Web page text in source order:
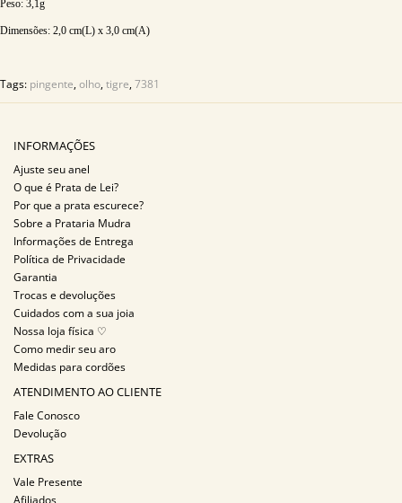
Peso: 3,1g
Dimensões: 2,0 cm(L) x 3,0 cm(A)
Tags: pingente,olho,tigre,7381
INFORMAÇÕES
Ajuste seu anel
O que é Prata de Lei?
Por que a prata escurece?
Sobre a Prataria Mudra
Informações de Entrega
Política de Privacidade
Garantia
Trocas e devoluções
Cuidados com a sua joia
Nossa loja física ♡
Como medir seu aro
Medidas para cordões
ATENDIMENTO AO CLIENTE
Fale Conosco
Devolução
EXTRAS
Vale Presente
Afiliados